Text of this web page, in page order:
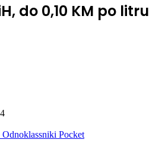
do 0,10 KM po litru
Odnoklassniki Pocket